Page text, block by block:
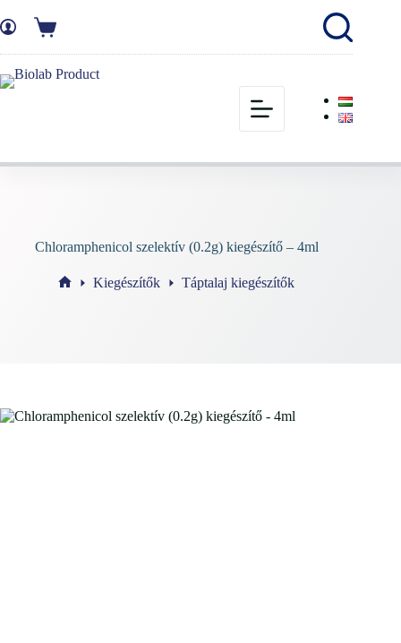
Chloramphenicol szelektív (0.2g) kiegészítő – 4ml
Kiegészítők Táptalaj kiegészítők